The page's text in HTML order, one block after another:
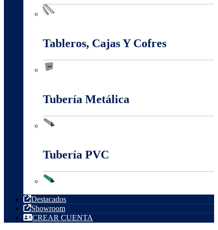
Tableros, Cajas Y Cofres
Tubería Metálica
Tubería PVC
Destacados
Showroom
CREAR CUENTA